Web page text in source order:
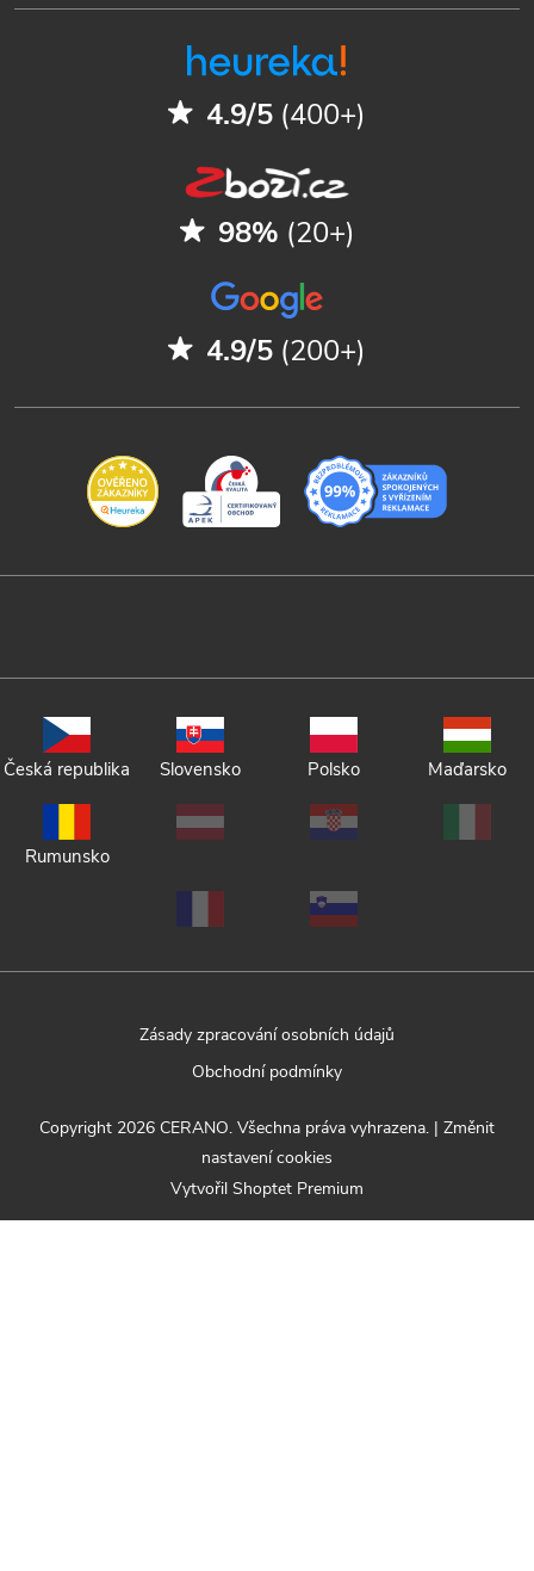
4.9/5 (400+)
98% (20+)
4.9/5 (200+)
Česká republika Slovensko Polsko Maďarsko
Rumunsko
Zásady zpracování osobních údajů
Obchodní podmínky
Vytvořil Shoptet Premium
Copyright 2026 CERANO. Všechna práva vyhrazena. | Změnit
nastavení cookies